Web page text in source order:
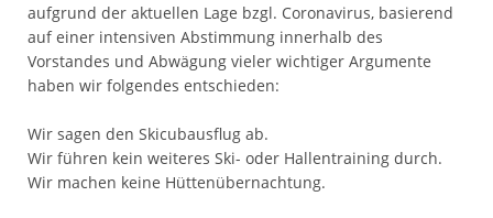
aufgrund der aktuellen Lage bzgl. Coronavirus, basierend
auf einer intensiven Abstimmung innerhalb des
Vorstandes und Abwägung vieler wichtiger Argumente
haben wir folgendes entschieden:
Wir sagen den Skicubausflug ab.
Wir führen kein weiteres Ski- oder Hallentraining durch.
Wir machen keine Hüttenübernachtung.